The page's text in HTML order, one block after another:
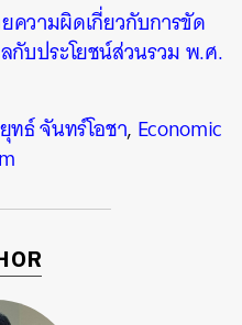
วามผิดเกี่ยวกับการขัด
กับประโยชน์ส่วนรวม พ.ศ.
ทธ์ จันทร์โอชา, Economic